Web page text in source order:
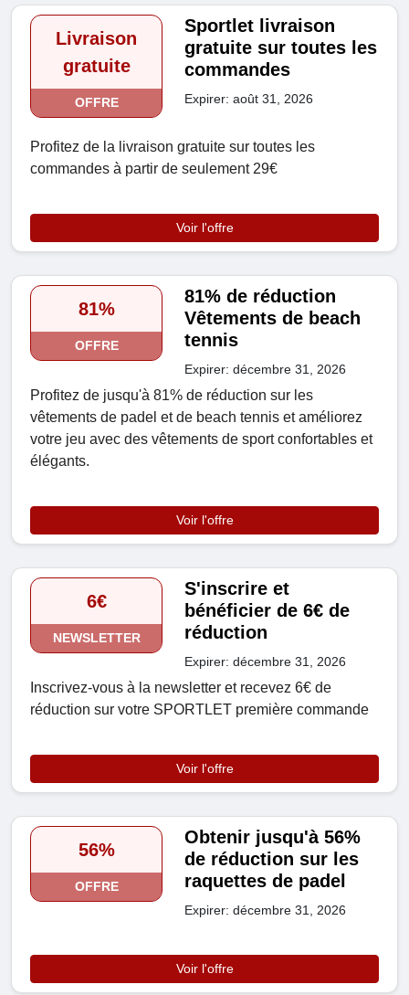
Livraison
gratuite
OFFRE
Sportlet livraison
gratuite sur toutes les
commandes
Expirer: août 31, 2026
Profitez de la livraison gratuite sur toutes les
commandes à partir de seulement 29€
Voir l'offre
81%
OFFRE
81% de réduction
Vêtements de beach
tennis
Expirer: décembre 31, 2026
Profitez de jusqu'à 81% de réduction sur les
vêtements de padel et de beach tennis et améliorez
votre jeu avec des vêtements de sport confortables et
élégants.
Voir l'offre
6€
NEWSLETTER
S'inscrire et
bénéficier de 6€ de
réduction
Expirer: décembre 31, 2026
Inscrivez-vous à la newsletter et recevez 6€ de
réduction sur votre SPORTLET première commande
Voir l'offre
56%
OFFRE
Obtenir jusqu'à 56%
de réduction sur les
raquettes de padel
Expirer: décembre 31, 2026
Voir l'offre